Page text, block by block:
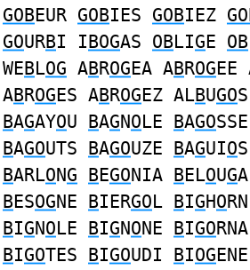
GOBEUR GOBIES GOBIEZ
GOURBI IBOGAS OBLIGE OB
WEBLOG ABROGEA ABROGEE
ABROGES ABROGEZ ALBUGOS
BAGAYOU BAGNOLE BAGOSSE
BAGOUTS BAGOUZE BAGUIOS
BARLONG BEGONIA BELOUGA
BESOGNE BIERGOL BIGHORN
BIGNOLE BIGNONE BIGORNA
BIGOTES BIGOUDI BIOGENE